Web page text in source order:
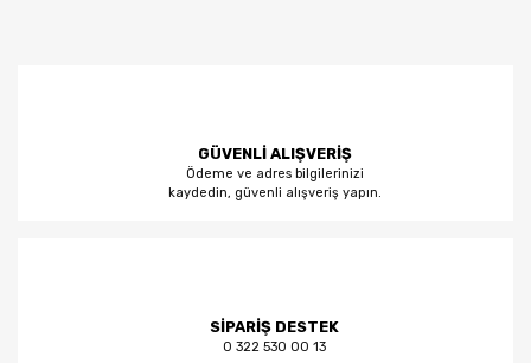
GÜVENLİ ALIŞVERİŞ
Ödeme ve adres bilgilerinizi
kaydedin, güvenli alışveriş yapın.
SİPARİŞ DESTEK
0 322 530 00 13